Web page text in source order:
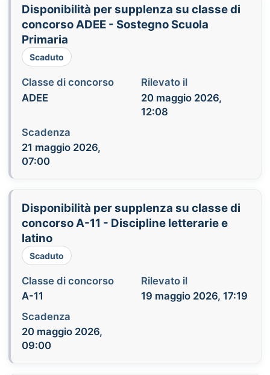
Disponibilità per supplenza su classe di
concorso ADEE - Sostegno Scuola
Primaria
Scaduto
Classe di concorso
ADEE
Rilevato il
20 maggio 2026,
12:08
Scadenza
21 maggio 2026,
07:00
Disponibilità per supplenza su classe di
concorso A-11 - Discipline letterarie e
latino
Scaduto
Classe di concorso
A-11
Rilevato il
19 maggio 2026, 17:19
Scadenza
20 maggio 2026,
09:00